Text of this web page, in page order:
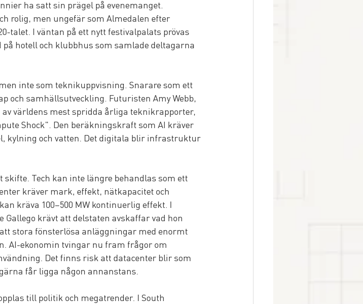
ha satt sin prägel på evenemanget.
rolig, men ungefär som Almedalen efter
talet. I väntan på ett nytt festivalpalats prövas
hotell och klubbhus som samlade deltagarna
inte som teknikuppvisning. Snarare som ett
och samhällsutveckling. Futuristen Amy Webb,
världens mest spridda årliga teknikrapporter,
Shock". Den beräkningskraft som AI kräver
kylning och vatten. Det digitala blir infrastruktur
Tech kan inte längre behandlas som ett
kräver mark, effekt, nätkapacitet och
kräva 100–500 MW kontinuerlig effekt. I
krävt att delstaten avskaffar vad hon
stora fönsterlösa anläggningar med enormt
AI-ekonomin tvingar nu fram frågor om
Det finns risk att datacenter blir som
får ligga någon annanstans.
till politik och megatrender. I South